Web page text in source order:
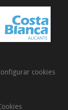
cookies